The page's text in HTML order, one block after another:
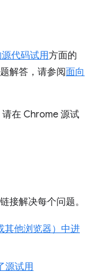
代码试用方面的
解答，请参阅面向
在 Chrome 源试
接解决每个问题。
其他浏览器）中进
源试用